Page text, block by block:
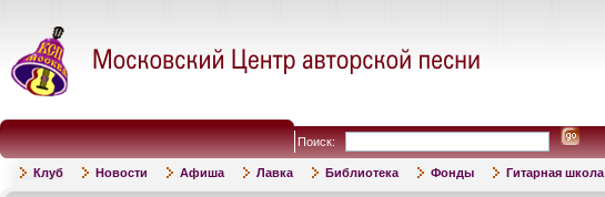
Поиск:
Клуб Новости Афиша Лавка Библиотека Фонды Гитарная школа